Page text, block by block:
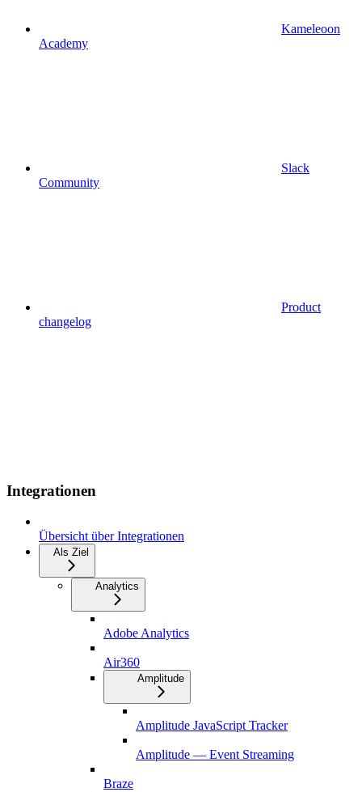
Kameleoon
Academy
Slack
Community
Product
changelog
Integrationen
Übersicht über Integrationen
Als Ziel
Analytics
Adobe Analytics
Air360
Amplitude
Amplitude JavaScript Tracker
Amplitude — Event Streaming
Braze